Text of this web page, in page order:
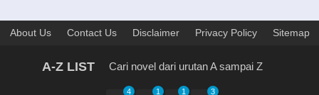
About Us Contact Us Disclaimer Privacy Policy Sitemap
A-Z LIST Cari novel dari urutan A sampai Z
4 1 1 3